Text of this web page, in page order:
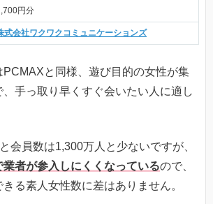
円分
式会社ワクワクコミュニケーションズ
PCMAXと同様、遊び目的の女性が集
、手っ取り早くすぐ会いたい人に適し
会員数は1,300万人と少ないですが、
者が参入しにくくなっているので、
る素人女性数に差はありません。